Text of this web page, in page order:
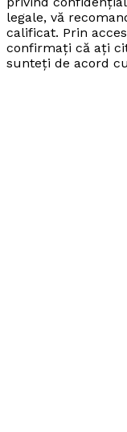
legale, vă
calificat. Prin
confirmați că ați
sunteți de acord